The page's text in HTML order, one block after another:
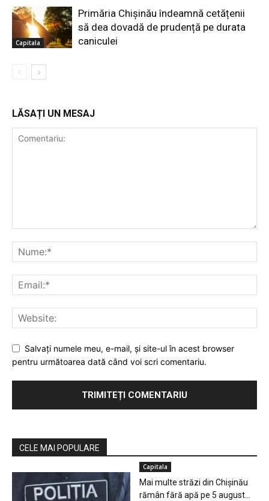
Capitala
Primăria Chișinău îndeamnă cetățenii
să dea dovadă de prudență pe durata
caniculei
LĂSAȚI UN MESAJ
Salvaţi numele meu, e-mail, şi site-ul în acest browser
pentru următoarea dată când voi scri comentariu.
CELE MAI POPULARE
Capitala
Mai multe străzi din Chișinău
rămân fără apă pe 5 august...